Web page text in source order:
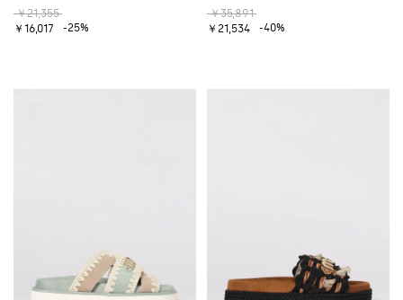
￥21,355
￥16,017
-25%
￥35,891
￥21,534
-40%